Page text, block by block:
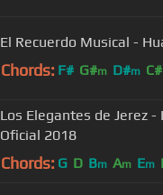
El Recuerdo Musical -
Chords: F# G#m D#m C#
Los Elegantes de Jerez
Oficial 2018
Chords: G D Bm Am Em